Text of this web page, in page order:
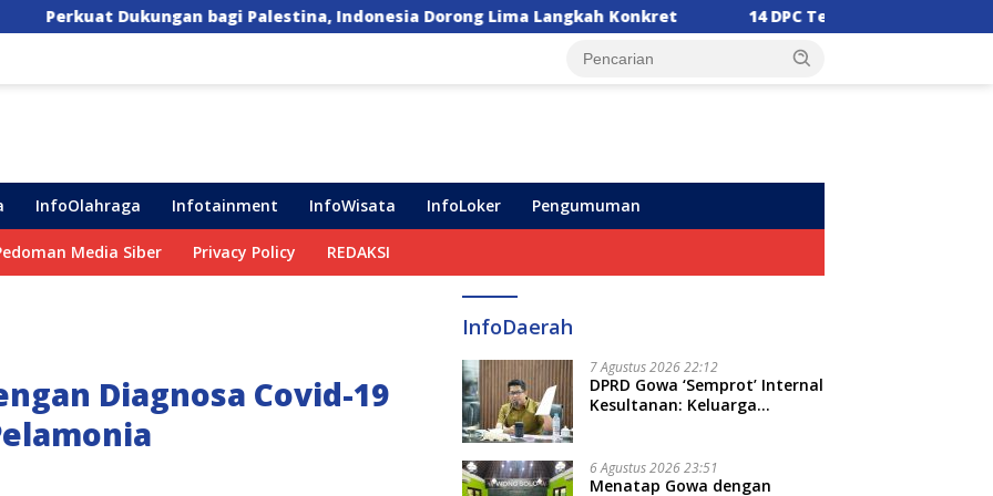
bagi Palestina, Indonesia Dorong Lima Langkah Konkret 14 DPC Terima SK Kepengurusan, Ketua DPW
InfoOlahraga Infotainment InfoWisata InfoLoker Pengumuman
Media Siber Privacy Policy REDAKSI
Diagnosa Covid-19
InfoDaerah
7 Agustus 2026 22:12
DPRD Gowa ‘Semprot’ Internal
Kesultanan: Keluarga
6 Agustus 2026 23:51
Menatap Gowa dengan